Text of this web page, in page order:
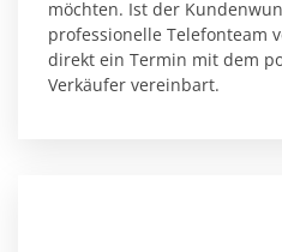
möchten. Ist der
professionelle Telefonteam
direkt ein Termin mit dem
Verkäufer vereinbart.